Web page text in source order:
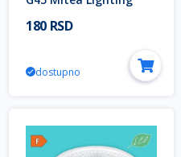
180 RSD
dostupno